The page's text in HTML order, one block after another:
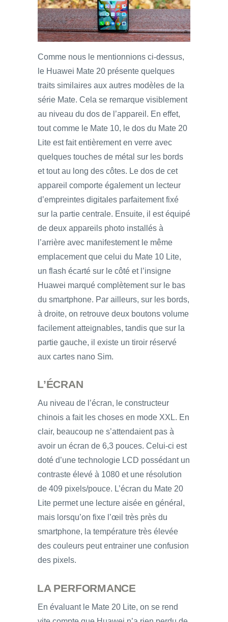
Comme nous le mentionnions ci-dessus,
le Huawei Mate 20 présente quelques
traits similaires aux autres modèles de la
série Mate. Cela se remarque visiblement
au niveau du dos de l’appareil. En effet,
tout comme le Mate 10, le dos du Mate 20
Lite est fait entièrement en verre avec
quelques touches de métal sur les bords
et tout au long des côtes. Le dos de cet
appareil comporte également un lecteur
d’empreintes digitales parfaitement fixé
sur la partie centrale. Ensuite, il est équipé
de deux appareils photo installés à
l’arrière avec manifestement le même
emplacement que celui du Mate 10 Lite,
un flash écarté sur le côté et l’insigne
Huawei marqué complètement sur le bas
du smartphone. Par ailleurs, sur les bords,
à droite, on retrouve deux boutons volume
facilement atteignables, tandis que sur la
partie gauche, il existe un tiroir réservé
aux cartes nano Sim.
L’ÉCRAN
Au niveau de l’écran, le constructeur
chinois a fait les choses en mode XXL. En
clair, beaucoup ne s’attendaient pas à
avoir un écran de 6,3 pouces. Celui-ci est
doté d’une technologie LCD possédant un
contraste élevé à 1080 et une résolution
de 409 pixels/pouce. L’écran du Mate 20
Lite permet une lecture aisée en général,
mais lorsqu’on fixe l’œil très près du
smartphone, la température très élevée
des couleurs peut entrainer une confusion
des pixels.
LA PERFORMANCE
En évaluant le Mate 20 Lite, on se rend